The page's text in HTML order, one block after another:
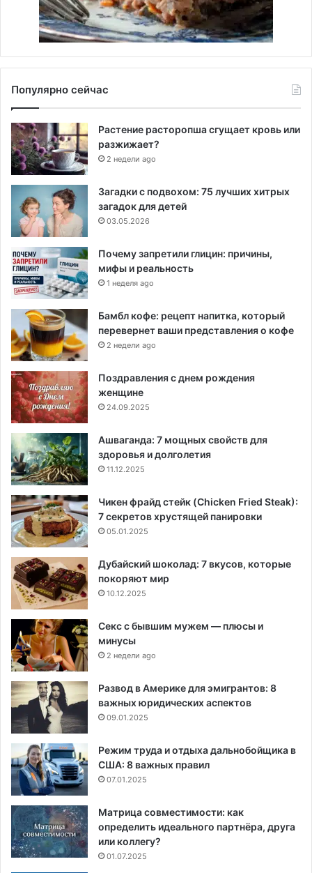
Популярно сейчас
Растение расторопша сгущает кровь или
разжижает?
2 недели ago
Загадки с подвохом: 75 лучших хитрых
загадок для детей
03.05.2026
Почему запретили глицин: причины,
мифы и реальность
1 неделя ago
Бамбл кофе: рецепт напитка, который
перевернет ваши представления о кофе
2 недели ago
Поздравления с днем рождения
женщине
24.09.2025
Ашваганда: 7 мощных свойств для
здоровья и долголетия
11.12.2025
Чикен фрайд стейк (Chicken Fried Steak):
7 секретов хрустящей панировки
05.01.2025
Дубайский шоколад: 7 вкусов, которые
покоряют мир
10.12.2025
Секс с бывшим мужем — плюсы и
минусы
2 недели ago
Развод в Америке для эмигрантов: 8
важных юридических аспектов
09.01.2025
Режим труда и отдыха дальнобойщика в
США: 8 важных правил
07.01.2025
Матрица совместимости: как
определить идеального партнёра, друга
или коллегу?
01.07.2025